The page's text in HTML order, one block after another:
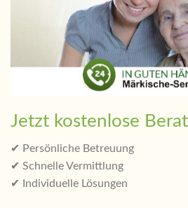
Jetzt kostenlose
✔ Persönliche Betreuung
✔ Schnelle Vermittlung
✔ Individuelle Lösungen